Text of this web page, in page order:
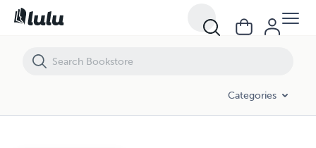
Categories
Punt - Das Antike Königreich